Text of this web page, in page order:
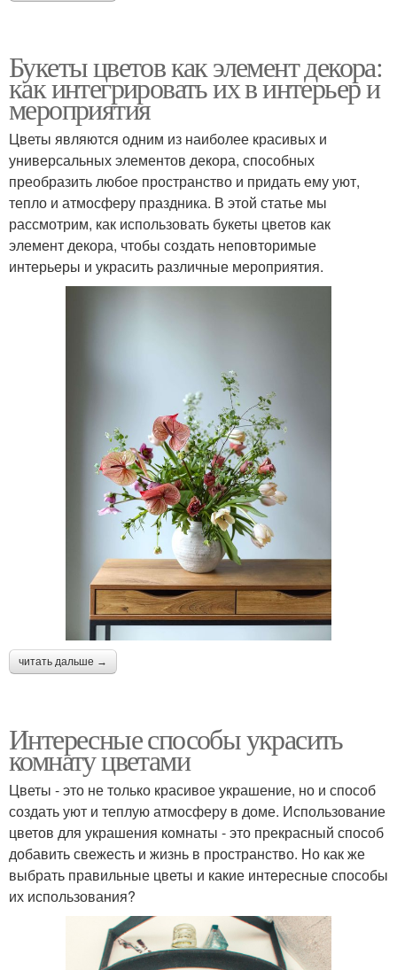
Букеты цветов как элемент декора:
как интегрировать их в интерьер и
мероприятия
Цветы являются одним из наиболее красивых и
универсальных элементов декора, способных
преобразить любое пространство и придать ему уют,
тепло и атмосферу праздника. В этой статье мы
рассмотрим, как использовать букеты цветов как
элемент декора, чтобы создать неповторимые
интерьеры и украсить различные мероприятия.
читать дальше →
Интересные способы украсить
комнату цветами
Цветы - это не только красивое украшение, но и способ
создать уют и теплую атмосферу в доме. Использование
цветов для украшения комнаты - это прекрасный способ
добавить свежесть и жизнь в пространство. Но как же
выбрать правильные цветы и какие интересные способы
их использования?